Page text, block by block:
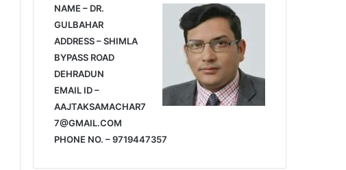
NAME – DR.
GULBAHAR
ADDRESS – SHIMLA
BYPASS ROAD
DEHRADUN
EMAIL ID –
AAJTAKSAMACHAR7
7@GMAIL.COM
PHONE NO. – 9719447357